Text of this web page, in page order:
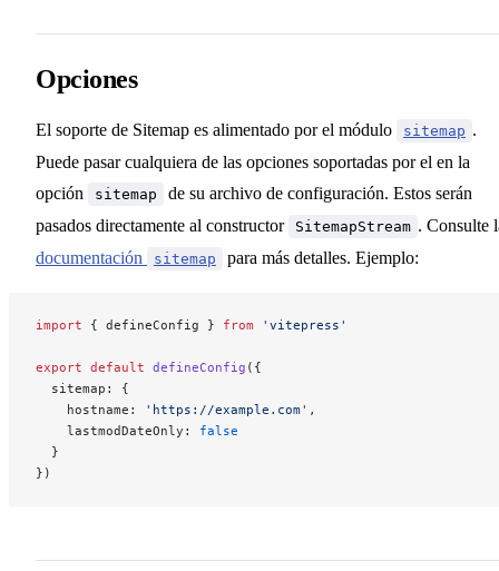
Usando Vue en Markdown
Pesonalización
Extendiendo el tema por defecto
Opciones
El soporte de Sitemap es alimentado por el módulo sitemap .
Puede pasar cualquiera de las opciones soportadas por el en la
opción
sitemap
de su archivo de configuración. Estos serán
pasados directamente al constructor
SitemapStream . Consulte
documentación
sitemap para más detalles. Ejemplo:
import { defineConfig } from 'vitepress'
export default defineConfig ({
  sitemap: {
    hostname:
'https://example.com' ,
    lastmodDateOnly:
false
  }
})